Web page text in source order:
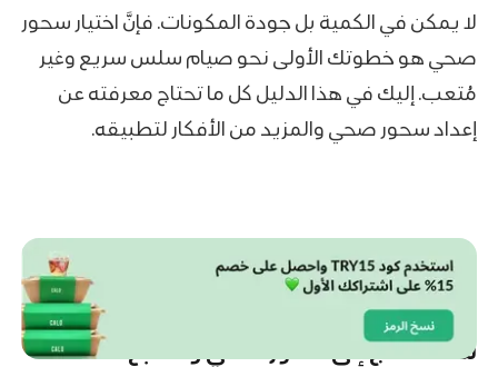
لا يمكن في الكمية بل جودة المكونات. فإنَّ اختيار سحور
صحي هو خطوتك الأولى نحو صيام سلس سريع وغير
مُتعب. إليك في هذا الدليل كل ما تحتاج معرفته عن
إعداد سحور صحي والمزيد من الأفكار لتطبيقه.
لماذا تحتاج إلى سحور صحي ومشبع فعلًا؟